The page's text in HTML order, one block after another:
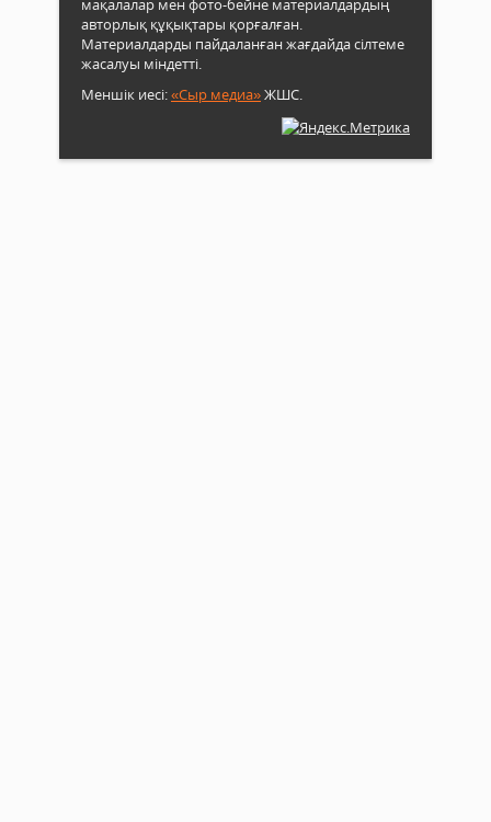
мақалалар мен фото-бейне материалдардың
авторлық құқықтары қорғалған.
Материалдарды пайдаланған жағдайда сілтеме
жасалуы міндетті.
Меншік иесі:«Сыр медиа»ЖШС.